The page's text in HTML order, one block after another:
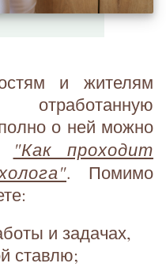
и жителям
о ней можно
"Как проходит
. Помимо
и задачах,
ставлю;